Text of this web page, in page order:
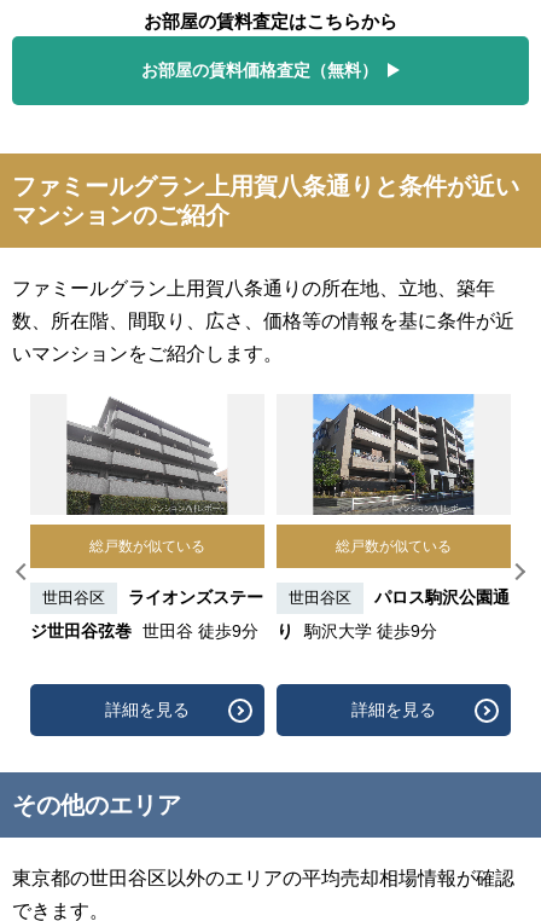
お部屋の賃料査定はこちらから
お部屋の賃料価格査定（無料）
ファミールグラン上用賀八条通りと条件が近い
マンションのご紹介
ファミールグラン上用賀八条通りの所在地、立地、築年
数、所在階、間取り、広さ、価格等の情報を基に条件が近
いマンションをご紹介します。
総戸数が似ている
世田谷区
ライオンズステー
ジ世田谷弦巻 世田谷 徒歩9分
詳細を見る
総戸数が似ている
世田谷区
パロス駒沢公園通
り
駒沢大学 徒歩9分
詳細を見る
その他のエリア
東京都の世田谷区以外のエリアの平均売却相場情報が確認
できます。